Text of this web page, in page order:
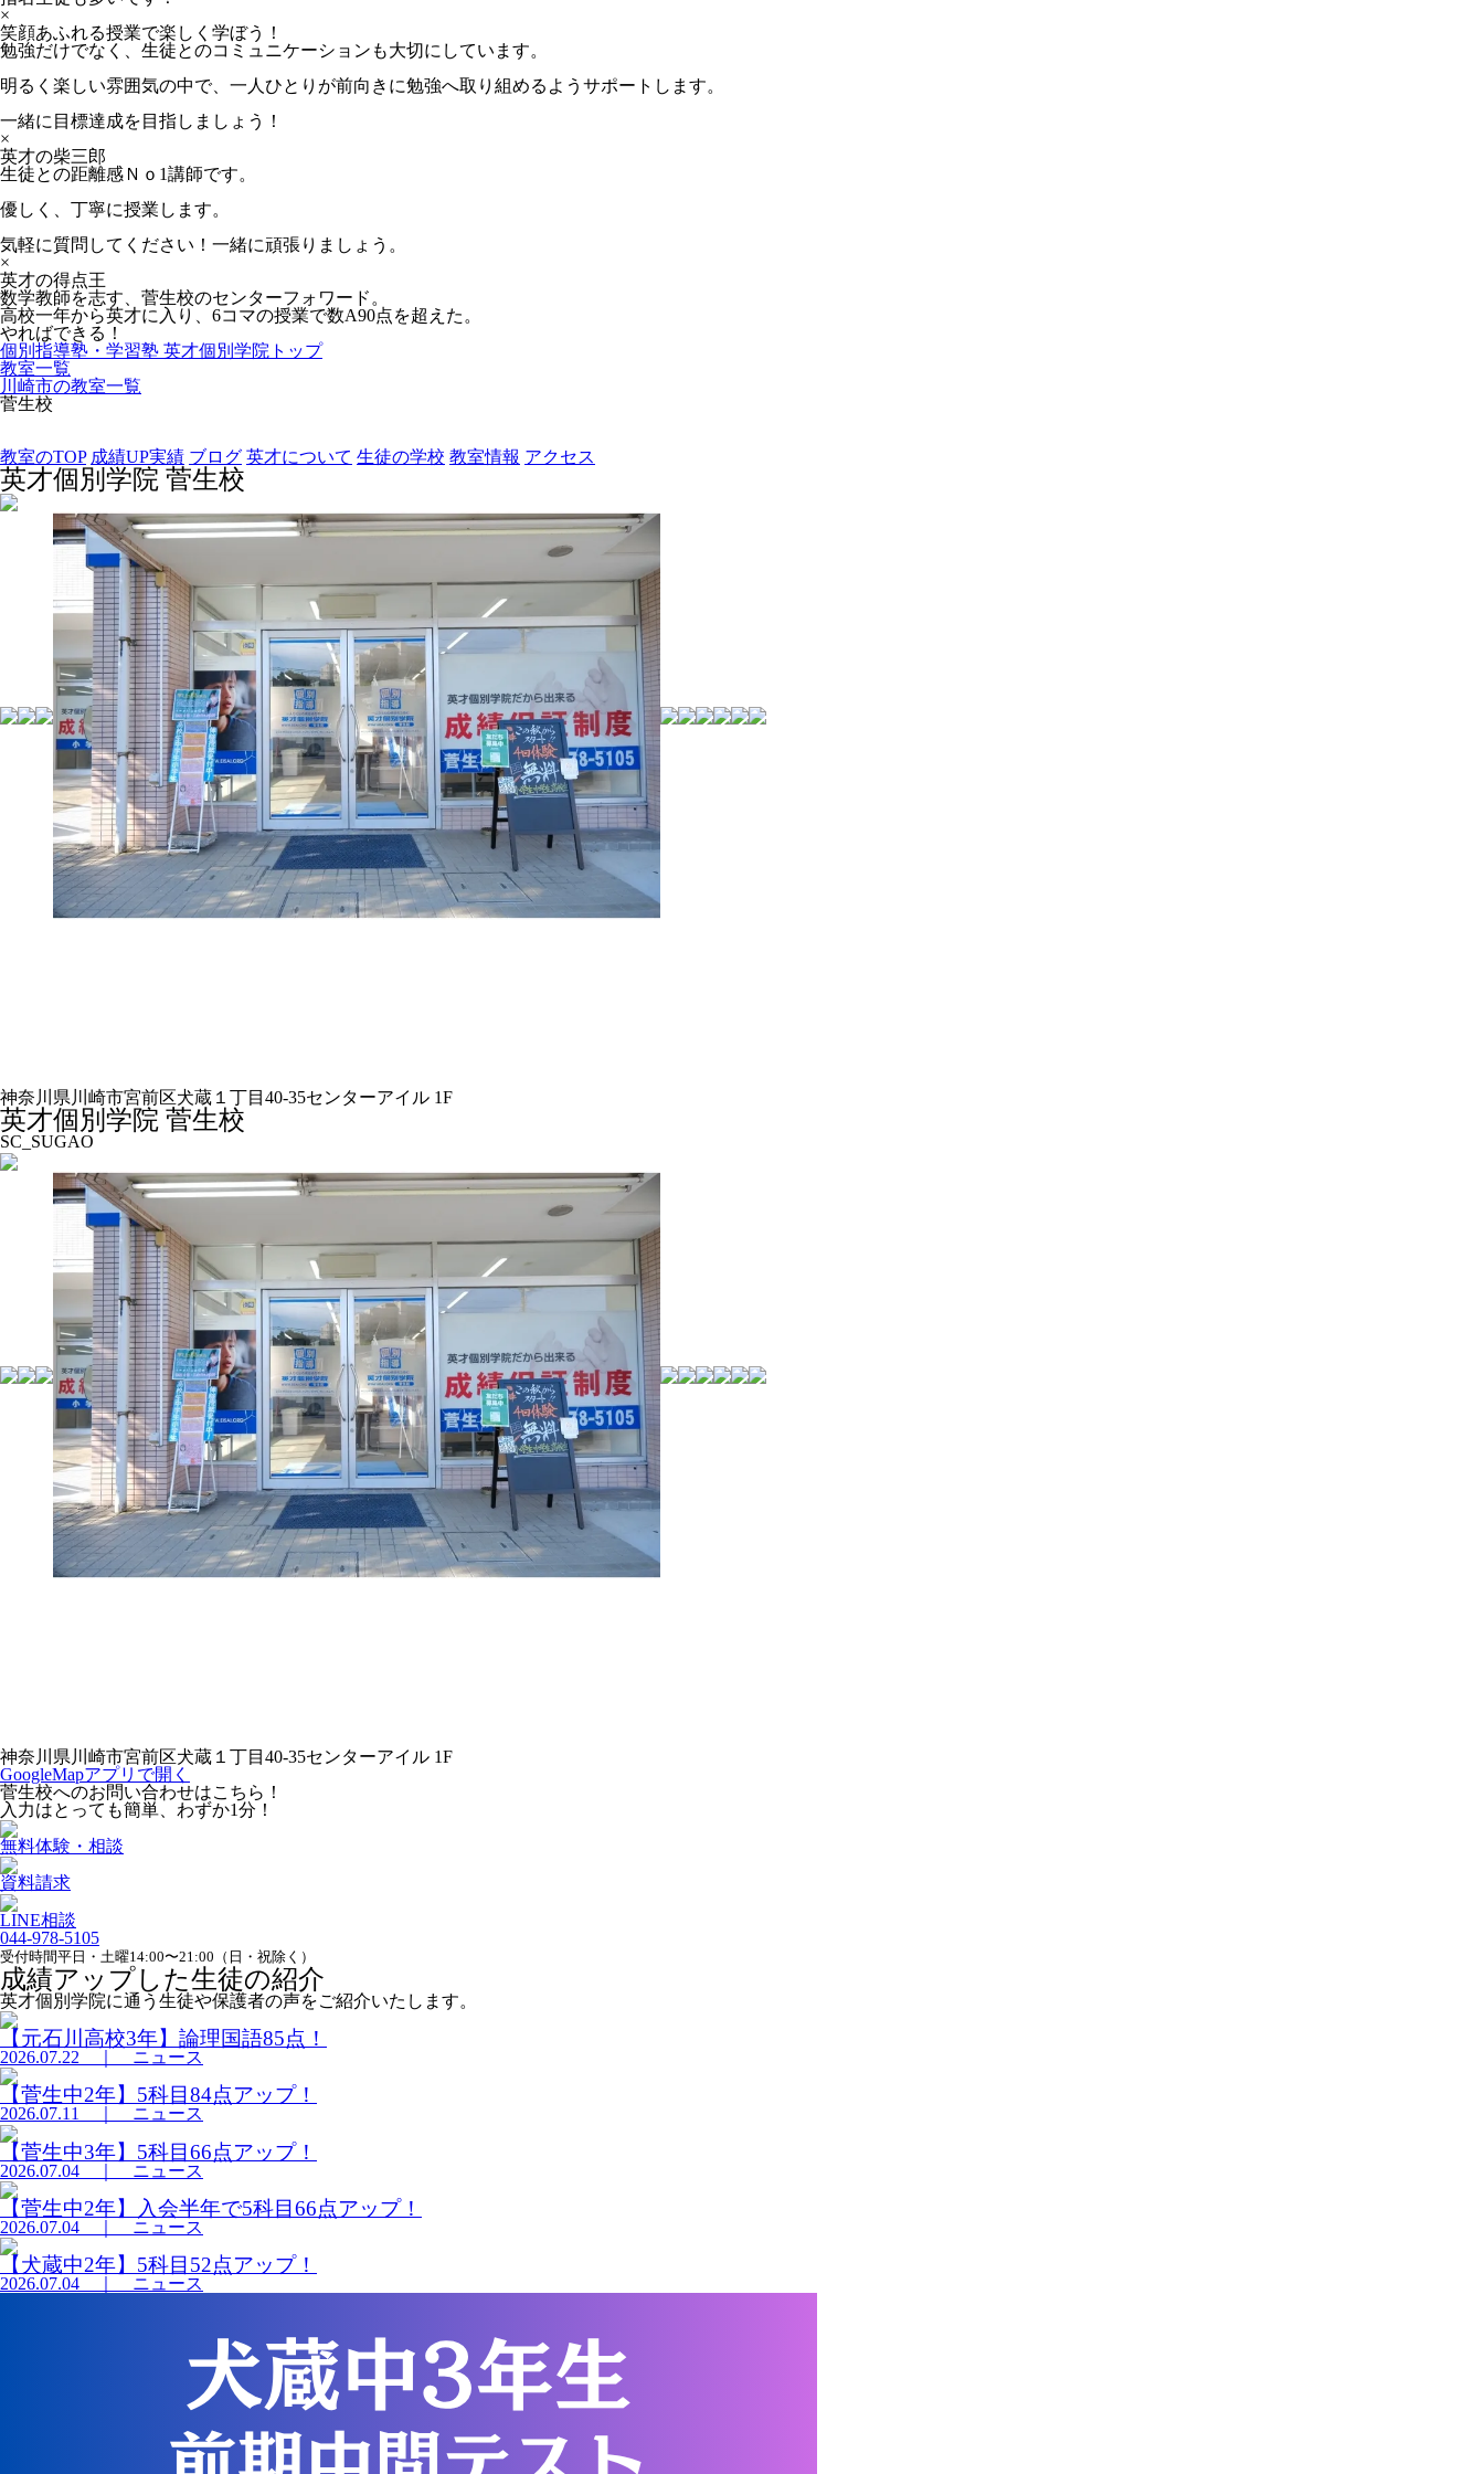
×
笑顔あふれる授業で楽しく学ぼう！
勉強だけでなく、生徒とのコミュニケーションも大切にしています。
明るく楽しい雰囲気の中で、一人ひとりが前向きに勉強へ取り組めるようサポートします。
一緒に目標達成を目指しましょう！
×
英才の柴三郎
生徒との距離感Ｎｏ1講師です。
優しく、丁寧に授業します。
気軽に質問してください！一緒に頑張りましょう。
×
英才の得点王
数学教師を志す、菅生校のセンターフォワード。
高校一年から英才に入り、6コマの授業で数A90点を超えた。
やればできる！
個別指導塾・学習塾 英才個別学院 トップ
教室一覧
川崎市の教室一覧
菅生校
教室のTOP 成績UP実績 ブログ 英才について 生徒の学校 教室情報 アクセス
英才個別学院 菅生校
神奈川県川崎市宮前区犬蔵１丁目40-35センターアイル 1F
英才個別学院 菅生校
SC_SUGAO
神奈川県川崎市宮前区犬蔵１丁目40-35センターアイル 1F
GoogleMapアプリで開く
菅生校へのお問い合わせはこちら！
入力はとっても簡単、わずか1分！
無料体験・相談
資料請求
LINE相談
044-978-5105
受付時間平日・土曜14:00〜21:00（日・祝除く）
成績アップした生徒の紹介
英才個別学院に通う生徒や保護者の声をご紹介いたします。
【元石川高校3年】論理国語85点！
2026.07.22 ｜ ニュース
【菅生中2年】5科目84点アップ！
2026.07.11 ｜ ニュース
【菅生中3年】5科目66点アップ！
2026.07.04 ｜ ニュース
【菅生中2年】入会半年で5科目66点アップ！
2026.07.04 ｜ ニュース
【犬蔵中2年】5科目52点アップ！
2026.07.04 ｜ ニュース